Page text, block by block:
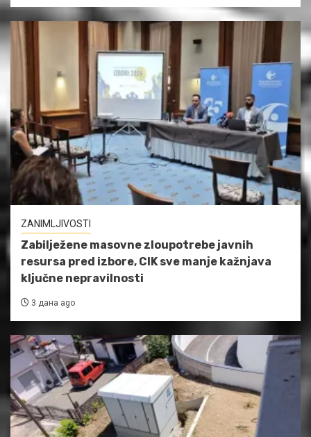
ZANIMLJIVOSTI
Zabilježene masovne zloupotrebe javnih
resursa pred izbore, CIK sve manje kažnjava
ključne nepravilnosti
3 дана ago